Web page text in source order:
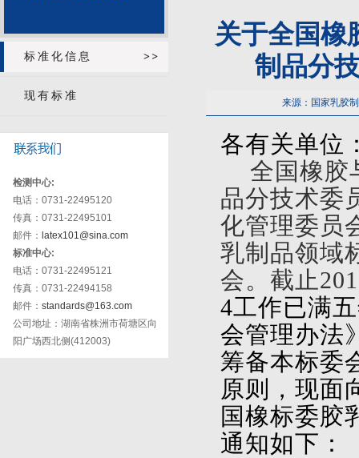
标准化信息
现有标准
检测中心:
电话：0731-22495120
传真：0731-22495101
邮件： latex101@sina.com
标准中心:
电话：0731-22495121
传真：0731-22494158
邮件： standards@163.com
公司地址：湖南省株洲市荷塘区向
阳广场西北侧(412003)
关于全国橡
制品分
来源：国家乳胶
各有关单位
全国橡胶
品分技术委
化管理委员
乳制品领域
会。截止
4工作已满
会管理办法
筹备本标委
原则，现面
国橡标委胶
通知如下：